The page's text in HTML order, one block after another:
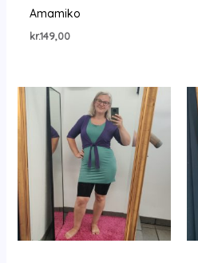
Amamiko
kr.149,00